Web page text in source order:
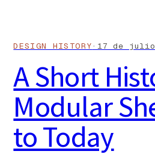
DESIGN HISTORY·17 de julio
A Short
Modular
to Today